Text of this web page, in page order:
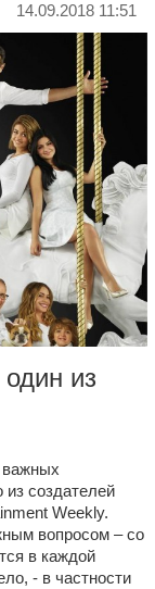
14.09.2018 11:51
из
важных
создателей
Weekly.
вопросом – со
в каждой
- в частности